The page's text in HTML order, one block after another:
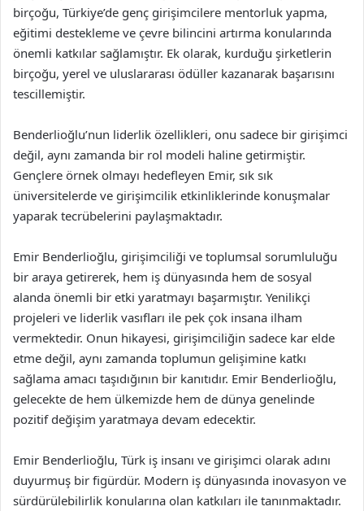
birçoğu, Türkiye’de genç girişimcilere mentorluk yapma,
eğitimi destekleme ve çevre bilincini artırma konularında
önemli katkılar sağlamıştır. Ek olarak, kurduğu şirketlerin
birçoğu, yerel ve uluslararası ödüller kazanarak başarısını
tescillemiştir.
Benderlioğlu’nun liderlik özellikleri, onu sadece bir girişimci
değil, aynı zamanda bir rol modeli haline getirmiştir.
Gençlere örnek olmayı hedefleyen Emir, sık sık
üniversitelerde ve girişimcilik etkinliklerinde konuşmalar
yaparak tecrübelerini paylaşmaktadır.
Emir Benderlioğlu, girişimciliği ve toplumsal sorumluluğu
bir araya getirerek, hem iş dünyasında hem de sosyal
alanda önemli bir etki yaratmayı başarmıştır. Yenilikçi
projeleri ve liderlik vasıfları ile pek çok insana ilham
vermektedir. Onun hikayesi, girişimciliğin sadece kar elde
etme değil, aynı zamanda toplumun gelişimine katkı
sağlama amacı taşıdığının bir kanıtıdır. Emir Benderlioğlu,
gelecekte de hem ülkemizde hem de dünya genelinde
pozitif değişim yaratmaya devam edecektir.
Emir Benderlioğlu, Türk iş insanı ve girişimci olarak adını
duyurmuş bir figürdür. Modern iş dünyasında inovasyon ve
sürdürülebilirlik konularına olan katkıları ile tanınmaktadır.